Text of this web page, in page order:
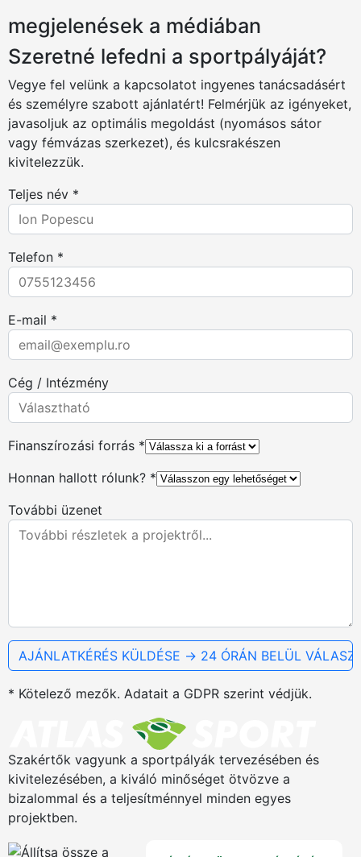
megjelenések a médiában
Szeretné lefedni a sportpályáját?
Vegye fel velünk a kapcsolatot ingyenes tanácsadásért
és személyre szabott ajánlatért! Felmérjük az igényeket,
javasoljuk az optimális megoldást (nyomásos sátor
vagy fémvázas szerkezet), és kulcsrakészen
kivitelezzük.
Teljes név *
Telefon *
E-mail *
Cég / Intézmény
Finanszírozási forrás *
Honnan hallott rólunk? *
További üzenet
* Kötelező mezők. Adatait a GDPR szerint védjük.
Szakértők vagyunk a sportpályák tervezésében és
kivitelezésében, a kiváló minőséget ötvözve a
bizalommal és a teljesítménnyel minden egyes
projektben.